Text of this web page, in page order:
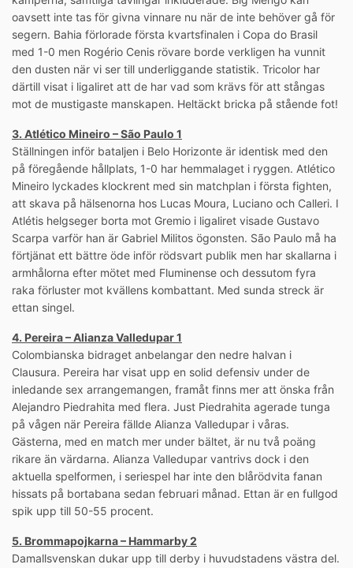
oavsett inte tas för givna vinnare nu när de inte behöver gå för
segern. Bahia förlorade första kvartsfinalen i Copa do Brasil
med 1-0 men Rogério Cenis rövare borde verkligen ha vunnit
den dusten när vi ser till underliggande statistik. Tricolor har
därtill visat i ligaliret att de har vad som krävs för att stångas
mot de mustigaste manskapen. Heltäckt bricka på stående fot!
3. Atlético Mineiro – São Paulo 1
Ställningen inför bataljen i Belo Horizonte är identisk med den
på föregående hållplats, 1-0 har hemmalaget i ryggen. Atlético
Mineiro lyckades klockrent med sin matchplan i första fighten,
att skava på hälsenorna hos Lucas Moura, Luciano och Calleri. I
Atlétis helgseger borta mot Gremio i ligaliret visade Gustavo
Scarpa varför han är Gabriel Militos ögonsten. São Paulo må ha
förtjänat ett bättre öde inför rödsvart publik men har skallarna i
armhålorna efter mötet med Fluminense och dessutom fyra
raka förluster mot kvällens kombattant. Med sunda streck är
ettan singel.
4. Pereira – Alianza Valledupar 1
Colombianska bidraget anbelangar den nedre halvan i
Clausura. Pereira har visat upp en solid defensiv under de
inledande sex arrangemangen, framåt finns mer att önska från
Alejandro Piedrahita med flera. Just Piedrahita agerade tunga
på vågen när Pereira fällde Alianza Valledupar i våras.
Gästerna, med en match mer under bältet, är nu två poäng
rikare än värdarna. Alianza Valledupar vantrivs dock i den
aktuella spelformen, i seriespel har inte den blårödvita fanan
hissats på bortabana sedan februari månad. Ettan är en fullgod
spik upp till 50-55 procent.
5. Brommapojkarna – Hammarby 2
Damallsvenskan dukar upp till derby i huvudstadens västra del.